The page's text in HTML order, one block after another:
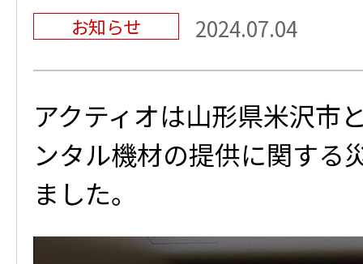
お知らせ 2024.07.04
アクティオは山形県米沢市
ンタル機材の提供に関する
ました。